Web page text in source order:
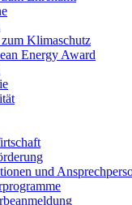
Klimaschutz
Energy Award
und